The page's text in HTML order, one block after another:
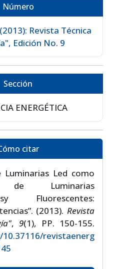
Número
Revista Técnica
Edición No. 9
Sección
ENERGÉTICA
citar
Luminarias Led como
de Luminarias
Fluorescentes:
(2013). Revista
, 9(1), PP. 150-155.
revistaenerg